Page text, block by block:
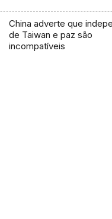
China adverte que
de Taiwan e paz são
incompatíveis